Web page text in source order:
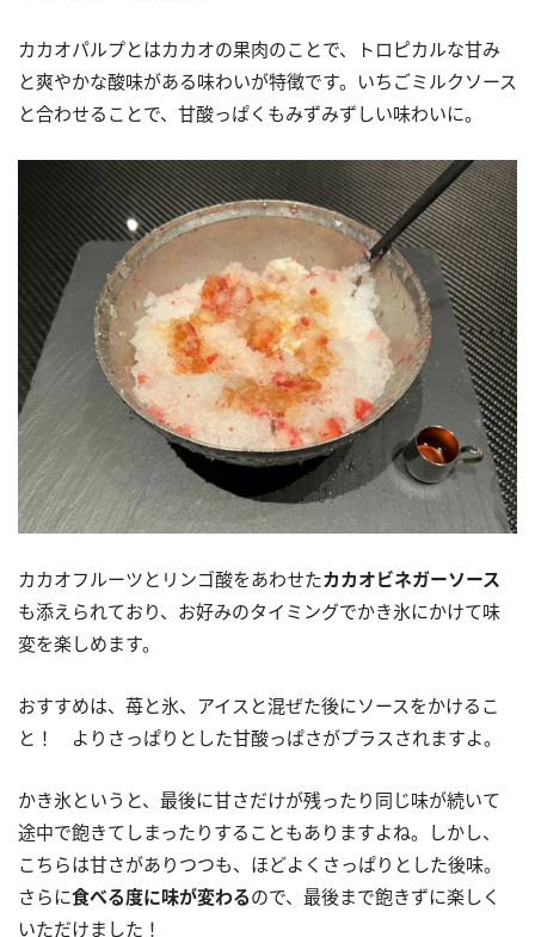
カカオパルプとはカカオの果肉のことで、トロピカルな甘み
と爽やかな酸味がある味わいが特徴です。いちごミルクソース
と合わせることで、甘酸っぱくもみずみずしい味わいに。
カカオフルーツとリンゴ酸をあわせたカカオビネガーソース
も添えられており、お好みのタイミングでかき氷にかけて味
変を楽しめます。
おすすめは、苺と氷、アイスと混ぜた後にソースをかけるこ
と！ よりさっぱりとした甘酸っぱさがプラスされますよ。
かき氷というと、最後に甘さだけが残ったり同じ味が続いて
途中で飽きてしまったりすることもありますよね。しかし、
こちらは甘さがありつつも、ほどよくさっぱりとした後味。
さらに食べる度に味が変わるので、最後まで飽きずに楽しく
いただけました！